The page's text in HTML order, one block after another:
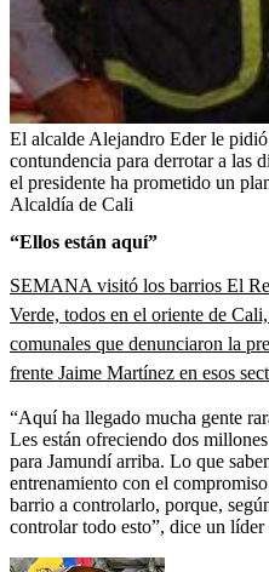
El alcalde Alejandro Eder le
contundencia para derrotar a las
el presidente ha prometido un
Alcaldía de Cali
“Ellos están aquí”
SEMANA visitó los barrios El
Verde, todos en el oriente de
comunales que denunciaron la
frente Jaime Martínez en esos
“Aquí ha llegado mucha gente
Les están ofreciendo dos
para Jamundí arriba. Lo que
entrenamiento con el
barrio a controlarlo, porque,
controlar todo esto”, dice un líder